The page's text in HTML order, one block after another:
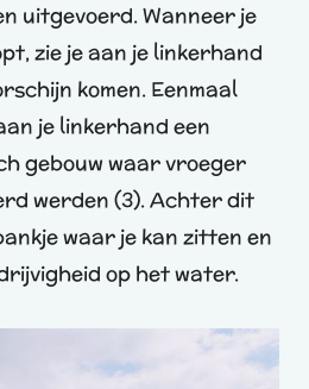
uitgevoerd. Wanneer je
zie je aan je linkerhand
komen. Eenmaal
je linkerhand een
gebouw waar vroeger
werden (3). Achter dit
waar je kan zitten en
op het water.